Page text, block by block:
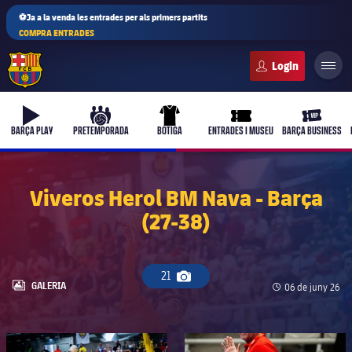
⚽Ja a la venda les entrades per als primers partits
COMPRA ENTRADES
b-play
BARÇA PLAY
culers-ball
PRETEMPORADA
uniform
BOTIGA
ticket-full
ENTRADES I MUSEU
ticket-
BARÇA BUSINESS
Viveros Herol BM Nava - Barça
(27-38)
21
Icona de càmera
LABEL.ARIA.GALLERY
GALERIA Data de
06 de juny 26
FC Barcelona club badge FC Barcelona club badge